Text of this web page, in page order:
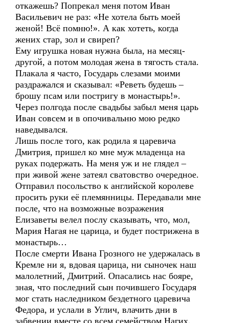
откажешь? Попрекал меня потом Иван
Васильевич не раз: «Не хотела быть моей
женой! Всё помню!». А как хотеть, когда
жених стар, зол и свиреп?
Ему игрушка новая нужна была, на месяц-
другой, а потом молодая жена в тягость стала.
Плакала я часто, Государь слезами моими
раздражался и сказывал: «Реветь будешь –
брошу псам или постригу в монастырь!».
Через полгода после свадьбы забыл меня царь
Иван совсем и в опочивальню мою редко
наведывался.
Лишь после того, как родила я царевича
Дмитрия, пришел ко мне муж младенца на
руках подержать. На меня уж и не глядел –
при живой жене затеял сватовство очередное.
Отправил посольство к английской королеве
просить руки её племянницы. Передавали мне
после, что на возможные возражения
Елизаветы велел послу сказывать, что, мол,
Мария Нагая не царица, и будет пострижена в
монастырь…
После смерти Ивана Грозного не удержалась в
Кремле ни я, вдовая царица, ни сыночек наш
малолетний, Дмитрий. Опасались нас бояре,
зная, что последний сын почившего Государя
мог стать наследником бездетного царевича
Федора, и услали в Углич, влачить дни в
забвении вместе со всем семейством Нагих.